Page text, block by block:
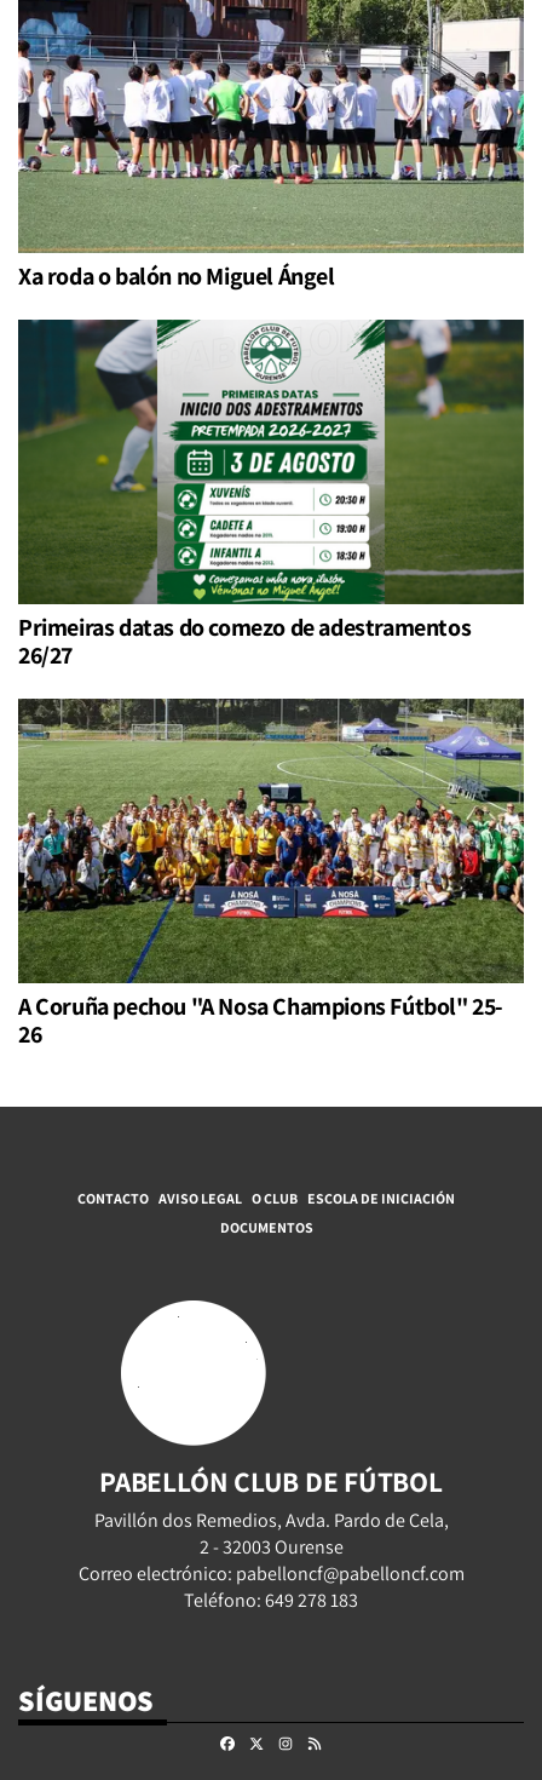
Xa roda o balón no Miguel Ángel
Primeiras datas do comezo de adestramentos
26/27
A Coruña pechou "A Nosa Champions Fútbol" 25-
26
CONTACTO AVISO LEGAL O CLUB ESCOLA DE INICIACIÓN
DOCUMENTOS
PABELLÓN CLUB DE FÚTBOL
Pavillón dos Remedios, Avda. Pardo de Cela,
2 - 32003 Ourense
Correo electrónico: pabelloncf@pabelloncf.com
Teléfono: 649 278 183
SÍGUENOS
FacebookInstagram